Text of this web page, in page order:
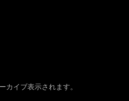
カイブ表示されます。